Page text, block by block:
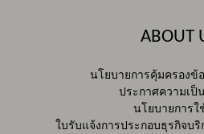
ABOUT
นโยบายการคุ้มครอง
ประกาศความเป็
นโยบายการใ
ใบรับแจ้งการประกอบธุรกิจบ